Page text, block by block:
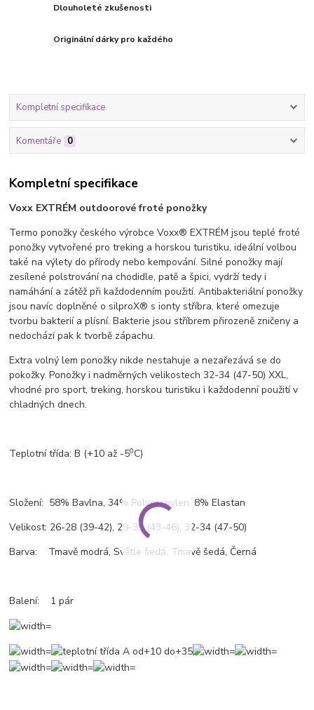
Dlouholeté zkušenosti
Originální dárky pro každého
Kompletní specifikace
Komentáře 0
Kompletní specifikace
Voxx EXTRÉM outdoorové froté ponožky
Termo ponožky českého výrobce Voxx® EXTRÉM jsou teplé froté
ponožky vytvořené pro treking a horskou turistiku, ideální volbou
také na výlety do přírody nebo kempování. Silné ponožky mají
zesílené polstrování na chodidle, patě a špici, vydrží tedy i
namáhání a zátěž při každodenním použití. Antibakteriální ponožky
jsou navíc doplněné o silproX® s ionty stříbra, které omezuje
tvorbu bakterií a plísní. Bakterie jsou stříbrem přirozeně zničeny a
nedochází pak k tvorbě zápachu.
Extra volný lem ponožky nikde nestahuje a nezařezává se do
pokožky. Ponožky i nadměrných velikostech 32-34 (47-50) XXL,
vhodné pro sport, treking, horskou turistiku i každodenní použití v
chladných dnech.
Teplotní třída:B (+10 až -50C)
Složení: 58% Bavlna, 34% Polypropylen, 8% Elastan
Velikost: 26-28 (39-42), 29-31 (43-46), 32-34 (47-50)
Barva: Tmavě modrá, Světle šedá, Tmavě šedá, Černá
Balení: 1 pár